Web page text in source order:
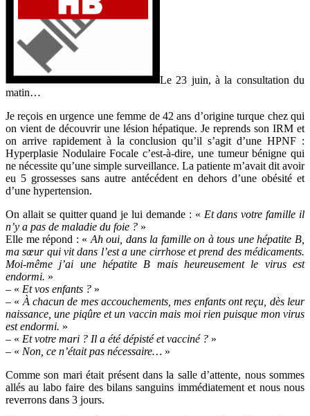
Le 23 juin, à la consultation du
matin…
Je reçois en urgence une femme de 42 ans d’origine turque chez qui
on vient de découvrir une lésion hépatique. Je reprends son IRM et
on arrive rapidement à la conclusion qu’il s’agit d’une HPNF :
Hyperplasie Nodulaire Focale c’est-à-dire, une tumeur bénigne qui
ne nécessite qu’une simple surveillance. La patiente m’avait dit avoir
eu 5 grossesses sans autre antécédent en dehors d’une obésité et
d’une hypertension.
On allait se quitter quand je lui demande : « Et dans votre famille il
n’y a pas de maladie du foie ? »
Elle me répond : « Ah oui, dans la famille on à tous une hépatite B,
ma sœur qui vit dans l’est a une cirrhose et prend des médicaments.
Moi-même j’ai une hépatite B mais heureusement le virus est
endormi. »
– « Et vos enfants ? »
– « À chacun de mes accouchements, mes enfants ont reçu, dès leur
naissance, une piqûre et un vaccin mais moi rien puisque mon virus
est endormi. »
– « Et votre mari ? Il a été dépisté et vacciné ? »
– « Non, ce n’était pas nécessaire… »
Comme son mari était présent dans la salle d’attente, nous sommes
allés au labo faire des bilans sanguins immédiatement et nous nous
reverrons dans 3 jours.